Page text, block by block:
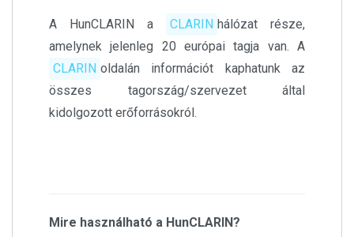
A HunCLARIN a CLARIN hálózat része,
amelynek jelenleg 20 európai tagja van. A
CLARIN oldalán információt kaphatunk az
összes tagország/szervezet által
kidolgozott erőforrásokról.
Mire használható a HunCLARIN?